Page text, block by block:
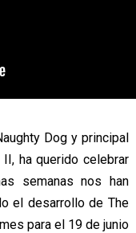
Dog y principal
ha querido celebrar
semanas nos han
el desarrollo de The
para el 19 de junio